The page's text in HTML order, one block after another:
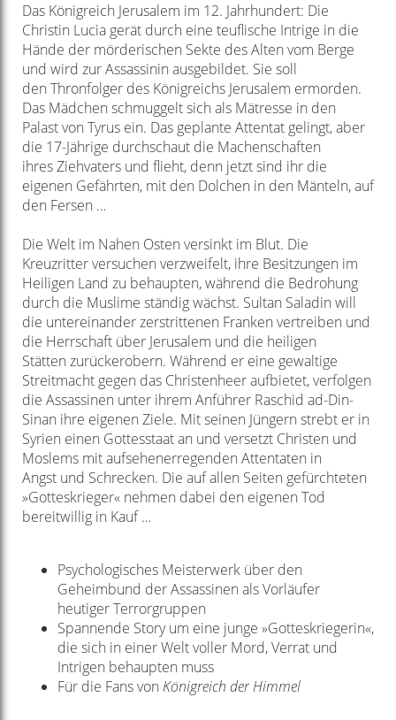
Das Königreich Jerusalem im 12. Jahrhundert: Die
Christin Lucia gerät durch eine teuflische Intrige in die
Hände der mörderischen Sekte des Alten vom Berge
und wird zur Assassinin ausgebildet. Sie soll
den Thronfolger des Königreichs Jerusalem ermorden.
Das Mädchen schmuggelt sich als Mätresse in den
Palast von Tyrus ein. Das geplante Attentat gelingt, aber
die 17-Jährige durchschaut die Machenschaften
ihresZiehvaters und flieht, denn jetzt sind ihr die
eigenen Gefährten, mit den Dolchen in den Mänteln, auf
den Fersen …
Die Welt im Nahen Osten versinkt im Blut. Die
Kreuzritter versuchen verzweifelt, ihre Besitzungen im
Heiligen Land zu behaupten, während die Bedrohung
durch die Muslime ständig wächst. Sultan Saladin will
die untereinander zerstrittenen Franken vertreiben und
die Herrschaft über Jerusalem und die heiligen
Stätten zurückerobern. Während er eine gewaltige
Streitmacht gegen das Christenheeraufbietet, verfolgen
die Assassinen unter ihrem Anführer Raschid ad-Din-
Sinan ihre eigenen Ziele. Mit seinen Jüngern strebt er in
Syrien einen Gottesstaat an und versetzt Christen und
Moslems mit aufsehenerregenden Attentaten in
Angst und Schrecken. Die auf allen Seiten gefürchteten
»Gotteskrieger« nehmen dabei den eigenen Tod
bereitwillig in Kauf …
Psychologisches Meisterwerk über den
Geheimbund der Assassinen als Vorläufer
heutiger Terrorgruppen
Spannende Story um eine junge »Gotteskriegerin«,
die sich in einer Welt voller Mord, Verrat und
Intrigen behaupten muss
Für die Fans von Königreich der Himmel